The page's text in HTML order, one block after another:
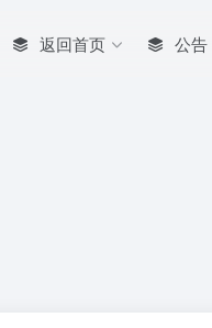
返回首页 公告